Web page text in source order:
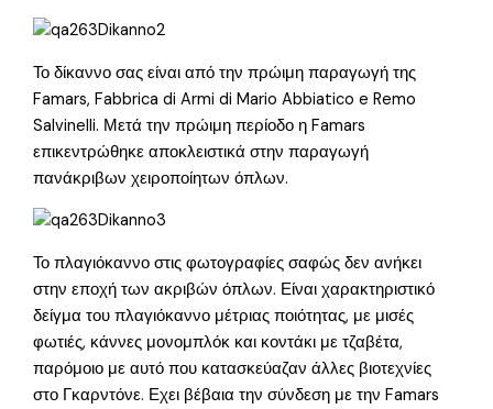
Το δίκαννο σας είναι από την πρώιμη παραγωγή της
Famars, Fabbrica di Armi di Mario Abbiatico e Remo
Salvinelli. Μετά την πρώιμη περίοδο η Famars
επικεντρώθηκε αποκλειστικά στην παραγωγή
πανάκριβων χειροποίητων όπλων.
Το πλαγιόκαννο στις φωτογραφίες σαφώς δεν ανήκει
στην εποχή των ακριβών όπλων. Είναι χαρακτηριστικό
δείγμα του πλαγιόκαννο μέτριας ποιότητας, με μισές
φωτιές, κάννες μονομπλόκ και κοντάκι με τζαβέτα,
παρόμοιο με αυτό που κατασκεύαζαν άλλες βιοτεχνίες
στο Γκαρντόνε. Εχει βέβαια την σύνδεση με την Famars